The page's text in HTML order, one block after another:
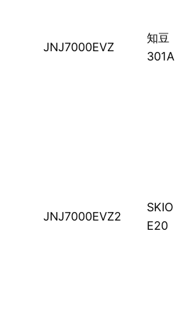
JNJ7000EVZ
知豆
301A
JNJ7000EVZ2
SKIO
E20